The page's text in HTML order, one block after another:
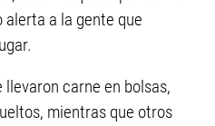
alerta a la gente que
carne en bolsas,
mientras que otros